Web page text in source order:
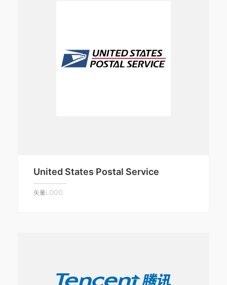
United States Postal Service
矢量LOGO